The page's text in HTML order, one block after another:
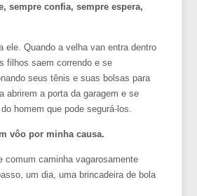
sempre confia, sempre espera,
ele. Quando a velha van entra dentro
filhos saem correndo e se
seus tênis e suas bolsas para
abrirem a porta da garagem e se
homem que pode segurá-los.
vôo por minha causa.
comum caminha vagarosamente
um dia, uma brincadeira de bola